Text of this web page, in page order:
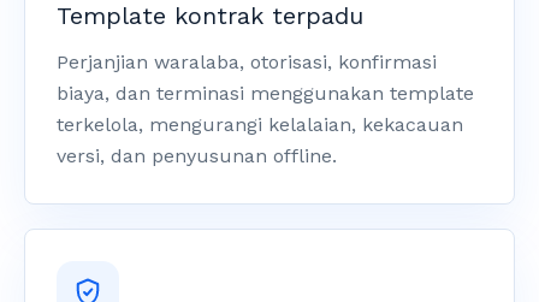
Template kontrak terpadu
Perjanjian waralaba, otorisasi, konfirmasi
biaya, dan terminasi menggunakan template
terkelola, mengurangi kelalaian, kekacauan
versi, dan penyusunan offline.